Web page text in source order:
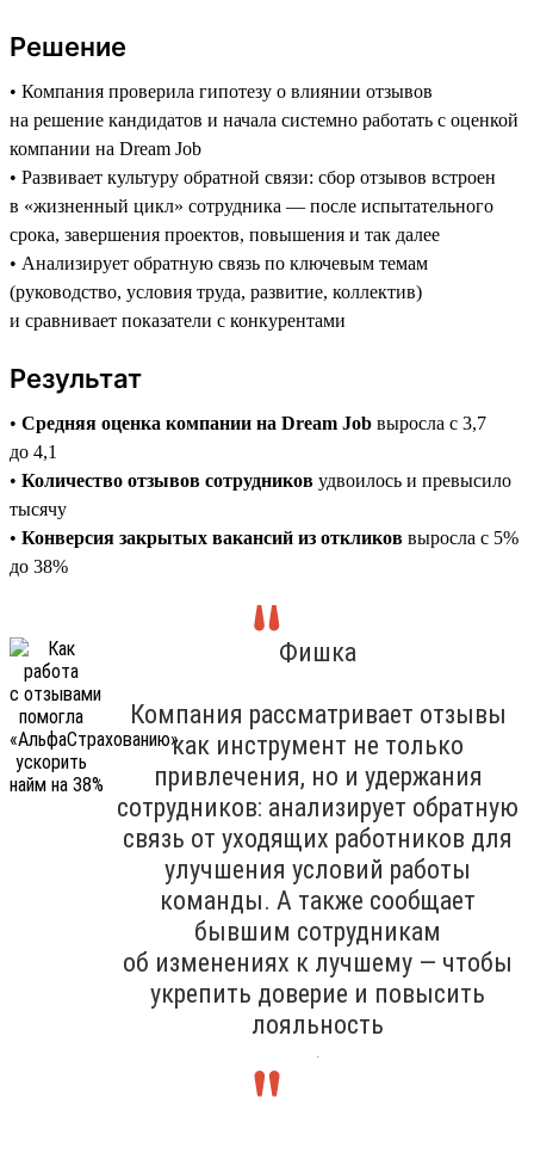
Решение
• Компания проверила гипотезу о влиянии отзывов
на решение кандидатов и начала системно работать с оценкой
компании на Dream Job
• Развивает культуру обратной связи: сбор отзывов встроен
в «жизненный цикл» сотрудника — после испытательного
срока, завершения проектов, повышения и так далее
• Анализирует обратную связь по ключевым темам
(руководство, условия труда, развитие, коллектив)
и сравнивает показатели с конкурентами
Результат
• Средняя оценка компании на Dream Job выросла с 3,7
до 4,1
• Количество отзывов сотрудников удвоилось и превысило
тысячу
• Конверсия закрытых вакансий из откликов выросла с 5%
до 38%
Фишка
Компания рассматривает отзывы
как инструмент не только
привлечения, но и удержания
сотрудников: анализирует обратную
связь от уходящих работников для
улучшения условий работы
команды. А также сообщает
бывшим сотрудникам
об изменениях к лучшему — чтобы
укрепить доверие и повысить
лояльность
.